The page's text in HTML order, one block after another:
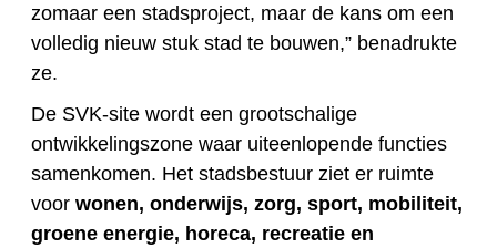
zomaar een stadsproject, maar de kans om een
volledig nieuw stuk stad te bouwen,” benadrukte
ze.
De SVK-site wordt een grootschalige
ontwikkelingszone waar uiteenlopende functies
samenkomen. Het stadsbestuur ziet er ruimte
voor wonen, onderwijs, zorg, sport, mobiliteit,
groene energie, horeca, recreatie en